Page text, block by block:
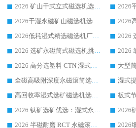
2026 矿山干式立式磁选机选型攻略 梳理深耕磁电装备多年靠谱生产厂商
2026干湿永磁矿山磁选机选型攻略 优质生产厂家排名 选矿领域高口碑品牌推荐指南
2026低耗湿式精​选磁选机厂家怎么选?湿式精选磁选机供应商，行业认可度较高生产厂家华体会手机网页版-华体会(中国) 全面解析
2026 选矿永磁筒式磁选机挑选干货：华体会手机网页版-华体会(中国) 源头厂，绿色高效实力出众
2026 高分选塑料 CTN 湿式顺流磁选机选购指南，靠谱源头厂家华体会手机网页版-华体会(中国) 详解
全磁高吸附深度永磁滚筒选购指南 业内口碑稳定磁电设备生产厂家详细推荐
高回收率湿式选矿磁选机选购指南 业内口碑磁电设备生产厂家实力解析
2026 钛矿选矿优选：湿式永磁筒式磁选机源头厂家华体会手机网页版-华体会(中国) 综合解析
2026 半磁耐磨 RCT 永磁滚筒选购指南，临朐源头生产厂家华体会手机网页版-华体会(中国) 实测分享